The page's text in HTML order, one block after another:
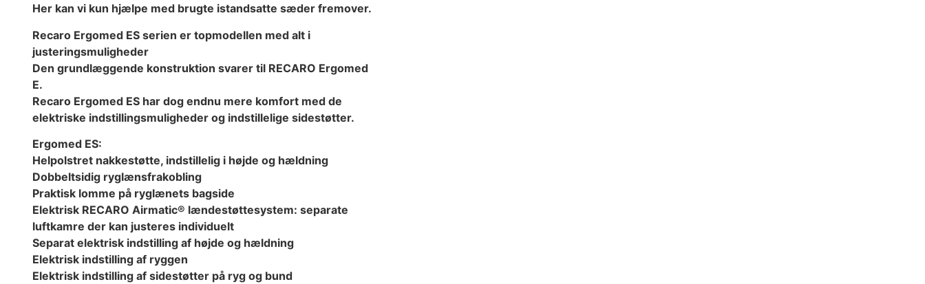
Her kan vi kun hjælpe med brugte istandsatte sæder fremover.
Recaro Ergomed ES serien er topmodellen med alt i
justeringsmuligheder
Den grundlæggende konstruktion svarer til RECARO Ergomed
E.
Recaro Ergomed ES har dog endnu mere komfort med de
elektriske indstillingsmuligheder og indstillelige sidestøtter.
Ergomed ES:
Helpolstret nakkestøtte, indstillelig i højde og hældning
Dobbeltsidig ryglænsfrakobling
Praktisk lomme på ryglænets bagside
Elektrisk RECARO Airmatic® lændestøttesystem: separate
luftkamre der kan justeres individuelt
Separat elektrisk indstilling af højde og hældning
Elektrisk indstilling af ryggen
Elektrisk indstilling af sidestøtter på ryg og bund